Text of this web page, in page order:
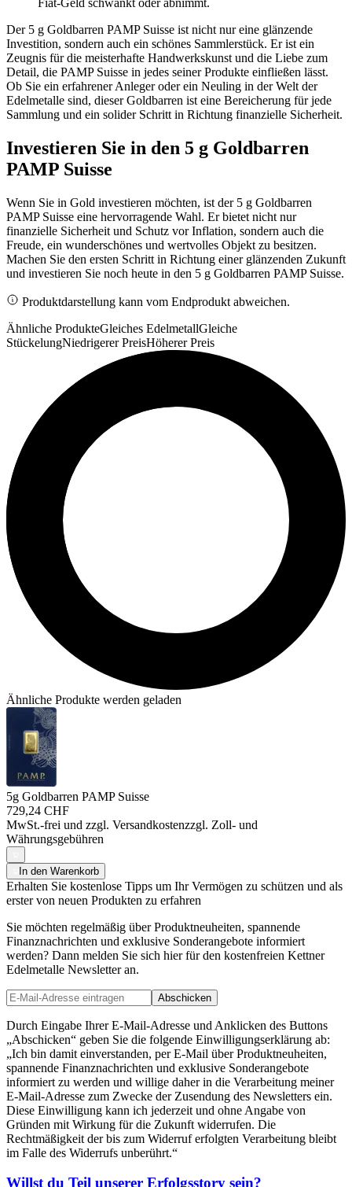
Der 5 g Goldbarren PAMP Suisse ist nicht nur eine glänzende
Investition, sondern auch ein schönes Sammlerstück. Er ist ein
Zeugnis für die meisterhafte Handwerkskunst und die Liebe zum
Detail, die PAMP Suisse in jedes seiner Produkte einfließen lässt.
Ob Sie ein erfahrener Anleger oder ein Neuling in der Welt der
Edelmetalle sind, dieser Goldbarren ist eine Bereicherung für jede
Sammlung und ein solider Schritt in Richtung finanzielle Sicherheit.
Investieren Sie in den 5 g Goldbarren
PAMP Suisse
Wenn Sie in Gold investieren möchten, ist der 5 g Goldbarren
PAMP Suisse eine hervorragende Wahl. Er bietet nicht nur
finanzielle Sicherheit und Schutz vor Inflation, sondern auch die
Freude, ein wunderschönes und wertvolles Objekt zu besitzen.
Machen Sie den ersten Schritt in Richtung einer glänzenden Zukunft
und investieren Sie noch heute in den 5 g Goldbarren PAMP Suisse.
Produktdarstellung kann vom Endprodukt abweichen.
Ähnliche ProdukteGleiches EdelmetallGleiche
StückelungNiedrigerer PreisHöherer Preis
Ähnliche Produkte werden geladen
5g Goldbarren PAMP Suisse
729,24 CHF
MwSt.-frei und zzgl. Versandkostenzzgl. Zoll- und
Währungsgebühren
In den Warenkorb
Erhalten Sie kostenlose Tipps um Ihr Vermögen zu schützen und als
erster von neuen Produkten zu erfahren
Sie möchten regelmäßig über Produktneuheiten, spannende
Finanznachrichten und exklusive Sonderangebote informiert
werden? Dann melden Sie sich hier für den kostenfreien Kettner
Edelmetalle Newsletter an.
Abschicken
Durch Eingabe Ihrer E-Mail-Adresse und Anklicken des Buttons
„Abschicken“ geben Sie die folgende Einwilligungserklärung ab:
„Ich bin damit einverstanden, per E-Mail über Produktneuheiten,
spannende Finanznachrichten und exklusive Sonderangebote
informiert zu werden und willige daher in die Verarbeitung meiner
E-Mail-Adresse zum Zwecke der Zusendung des Newsletters ein.
Diese Einwilligung kann ich jederzeit und ohne Angabe von
Gründen mit Wirkung für die Zukunft widerrufen. Die
Rechtmäßigkeit der bis zum Widerruf erfolgten Verarbeitung bleibt
im Falle des Widerrufs unberührt.“
Willst du Teil unserer Erfolgsstory sein?